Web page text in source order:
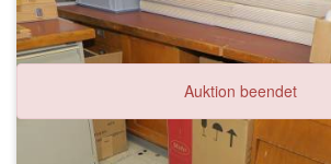
Auktion beendet